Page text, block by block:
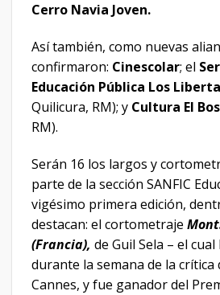
Cerro Navia Joven.
Así también, como nuevas
confirmaron: Cinescolar; el
Educación Pública Los
Quilicura, RM); y Cultura El
RM).
Serán 16 los largos y
parte de la sección SANFIC
vigésimo primera edición,
destacan: el cortometraje
(Francia), de Guil Sela – el
durante la semana de la crítica
Cannes, y fue ganador del